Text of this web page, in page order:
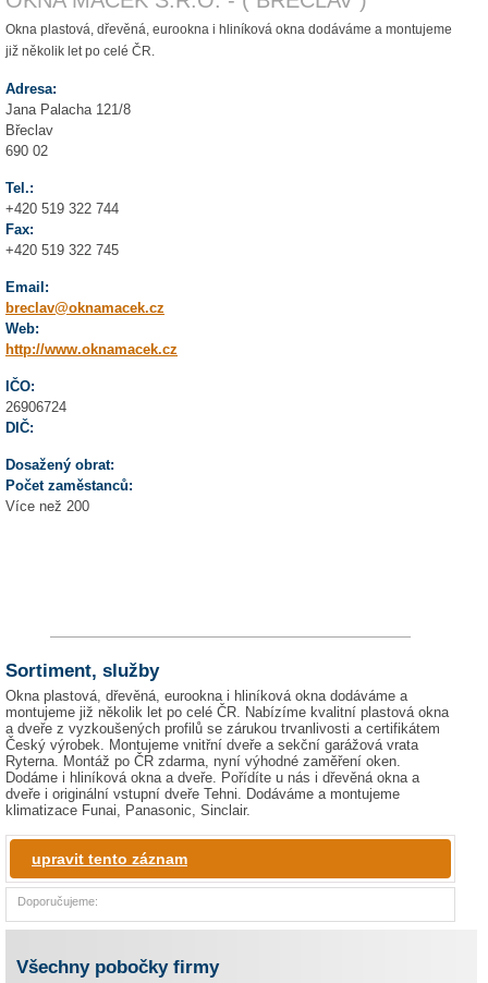
Okna plastová, dřevěná, eurookna i hliníková okna dodáváme a montujeme
již několik let po celé ČR.
Adresa:
Jana Palacha 121/8
Břeclav
690 02
Tel.:
+420 519 322 744
Fax:
+420 519 322 745
Email:
breclav@oknamacek.cz
Web:
http://www.oknamacek.cz
IČO:
26906724
DIČ:
Dosažený obrat:
Počet zaměstanců:
Více než 200
Sortiment, služby
Okna plastová, dřevěná, eurookna i hliníková okna dodáváme a
montujeme již několik let po celé ČR. Nabízíme kvalitní plastová okna
a dveře z vyzkoušených profilů se zárukou trvanlivosti a certifikátem
Český výrobek. Montujeme vnitřní dveře a sekční garážová vrata
Ryterna. Montáž po ČR zdarma, nyní výhodné zaměření oken.
Dodáme i hliníková okna a dveře. Pořídíte u nás i dřevěná okna a
dveře i originální vstupní dveře Tehni. Dodáváme a montujeme
klimatizace Funai, Panasonic, Sinclair.
upravit tento záznam
Doporučujeme:
Všechny pobočky firmy